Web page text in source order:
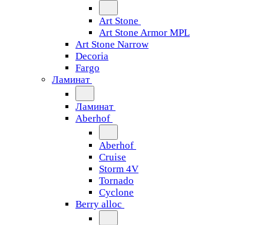
Art Stone
Art Stone Armor MPL
Art Stone Narrow
Decoria
Fargo
Ламинат
Ламинат
Aberhof
Aberhof
Cruise
Storm 4V
Tornado
Сyclone
Berry alloc